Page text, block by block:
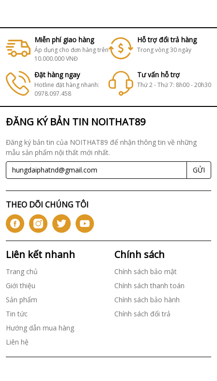
Miễn phí giao hàng
Áp dụng cho đơn hàng trên
10.000.000 VNĐ
Hỗ trợ đổi trả hàng
Trong vòng 30 ngày
Đặt hàng ngay
Hotline đặt hàng nhanh:
0978.097.458
Tư vấn hỗ trợ
Thứ 2 - Thứ 7: 8h00 - 20h30
ĐĂNG KÝ BẢN TIN NOITHAT89
Đăng ký bản tin của NOITHAT89 để nhận thông tin về những
mẫu sản phẩm nội thất mới nhất.
GỬI
THEO DÕI CHÚNG TÔI
Liên kết nhanh
Trang chủ
Giới thiệu
Sản phẩm
Tin tức
Hướng dẫn mua hàng
Liên hệ
Chính sách
Chính sách bảo mật
Chính sách thanh toán
Chính sách bảo hành
Chính sách đổi trả